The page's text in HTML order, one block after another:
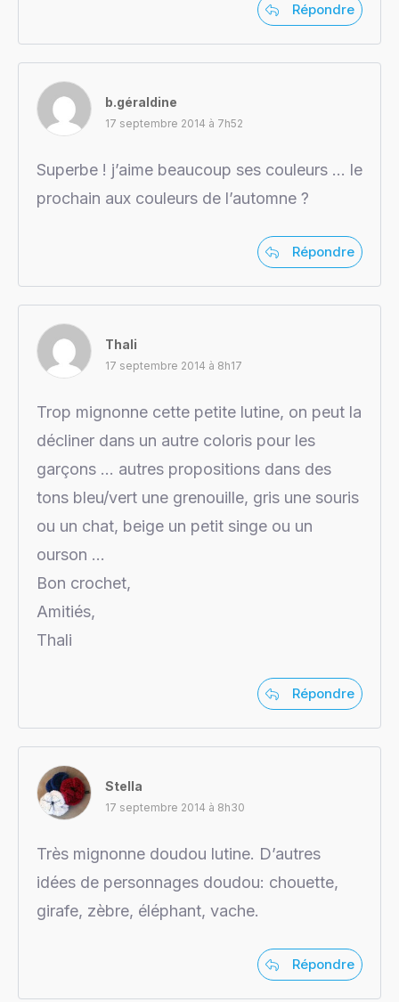
Répondre
b.géraldine
17 septembre 2014 à 7h52
Superbe ! j’aime beaucoup ses couleurs … le
prochain aux couleurs de l’automne ?
Répondre
Thali
17 septembre 2014 à 8h17
Trop mignonne cette petite lutine, on peut la
décliner dans un autre coloris pour les
garçons … autres propositions dans des
tons bleu/vert une grenouille, gris une souris
ou un chat, beige un petit singe ou un
ourson …
Bon crochet,
Amitiés,
Thali
Répondre
Stella
17 septembre 2014 à 8h30
Très mignonne doudou lutine. D’autres
idées de personnages doudou: chouette,
girafe, zèbre, éléphant, vache.
Répondre